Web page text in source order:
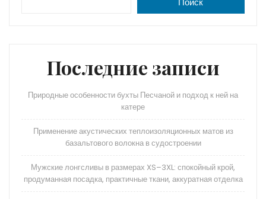
ni
Последние записи
Природные особенности бухты Песчаной и подход к ней на
катере
Применение акустических теплоизоляционных матов из
базальтового волокна в судостроении
Мужские лонгсливы в размерах XS–3XL: спокойный крой,
продуманная посадка, практичные ткани, аккуратная отделка